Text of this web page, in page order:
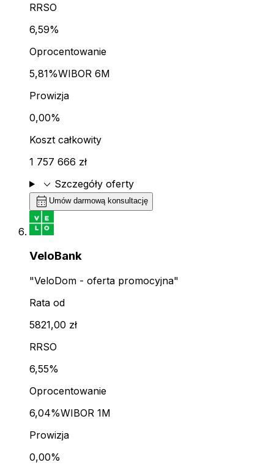
RRSO
6,59%
Oprocentowanie
5,81%WIBOR 6M
Prowizja
0,00%
Koszt całkowity
1 757 666 zł
expand_more Szczegóły oferty
calendar_month Umów darmową konsultację
VeloBank
"VeloDom - oferta promocyjna"
Rata od
5821,00 zł
RRSO
6,55%
Oprocentowanie
6,04%WIBOR 1M
Prowizja
0,00%